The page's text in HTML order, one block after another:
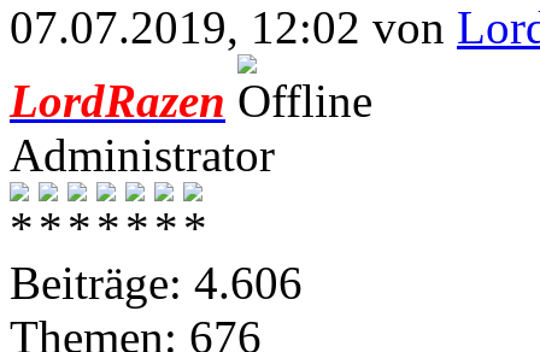
07.07.2019, 12:02 von
LordRazen
Administrator
Beiträge: 4.606
Themen: 676